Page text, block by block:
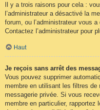
Il y a trois raisons pour cela :
l’administrateur a désactivé la
forum, ou l’administrateur vous a
Contactez l’administrateur pour
Haut
Je reçois sans arrêt des
Vous pouvez supprimer
membre en utilisant les filtres
messagerie privée. Si vous
membre en particulier, rapportez